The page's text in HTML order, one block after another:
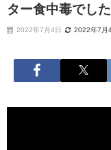
ター食中毒でし
2022年7月4日 2022年7月